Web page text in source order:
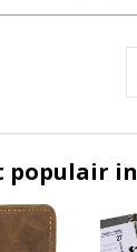
populair in